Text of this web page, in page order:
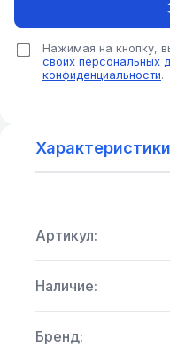
Нажимая на кнопку,
своих персональных
конфиденциальности.
Характеристики
Артикул:
Наличие:
Бренд: